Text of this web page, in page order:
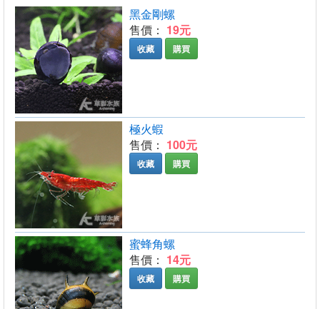
黑金剛螺
售價： 19元
收藏 購買
極火蝦
售價： 100元
收藏 購買
蜜蜂角螺
售價： 14元
收藏 購買